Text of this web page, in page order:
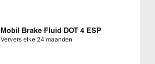
Mobil Brake Fluid DOT 4 ESP
Ververs elke 24 maanden